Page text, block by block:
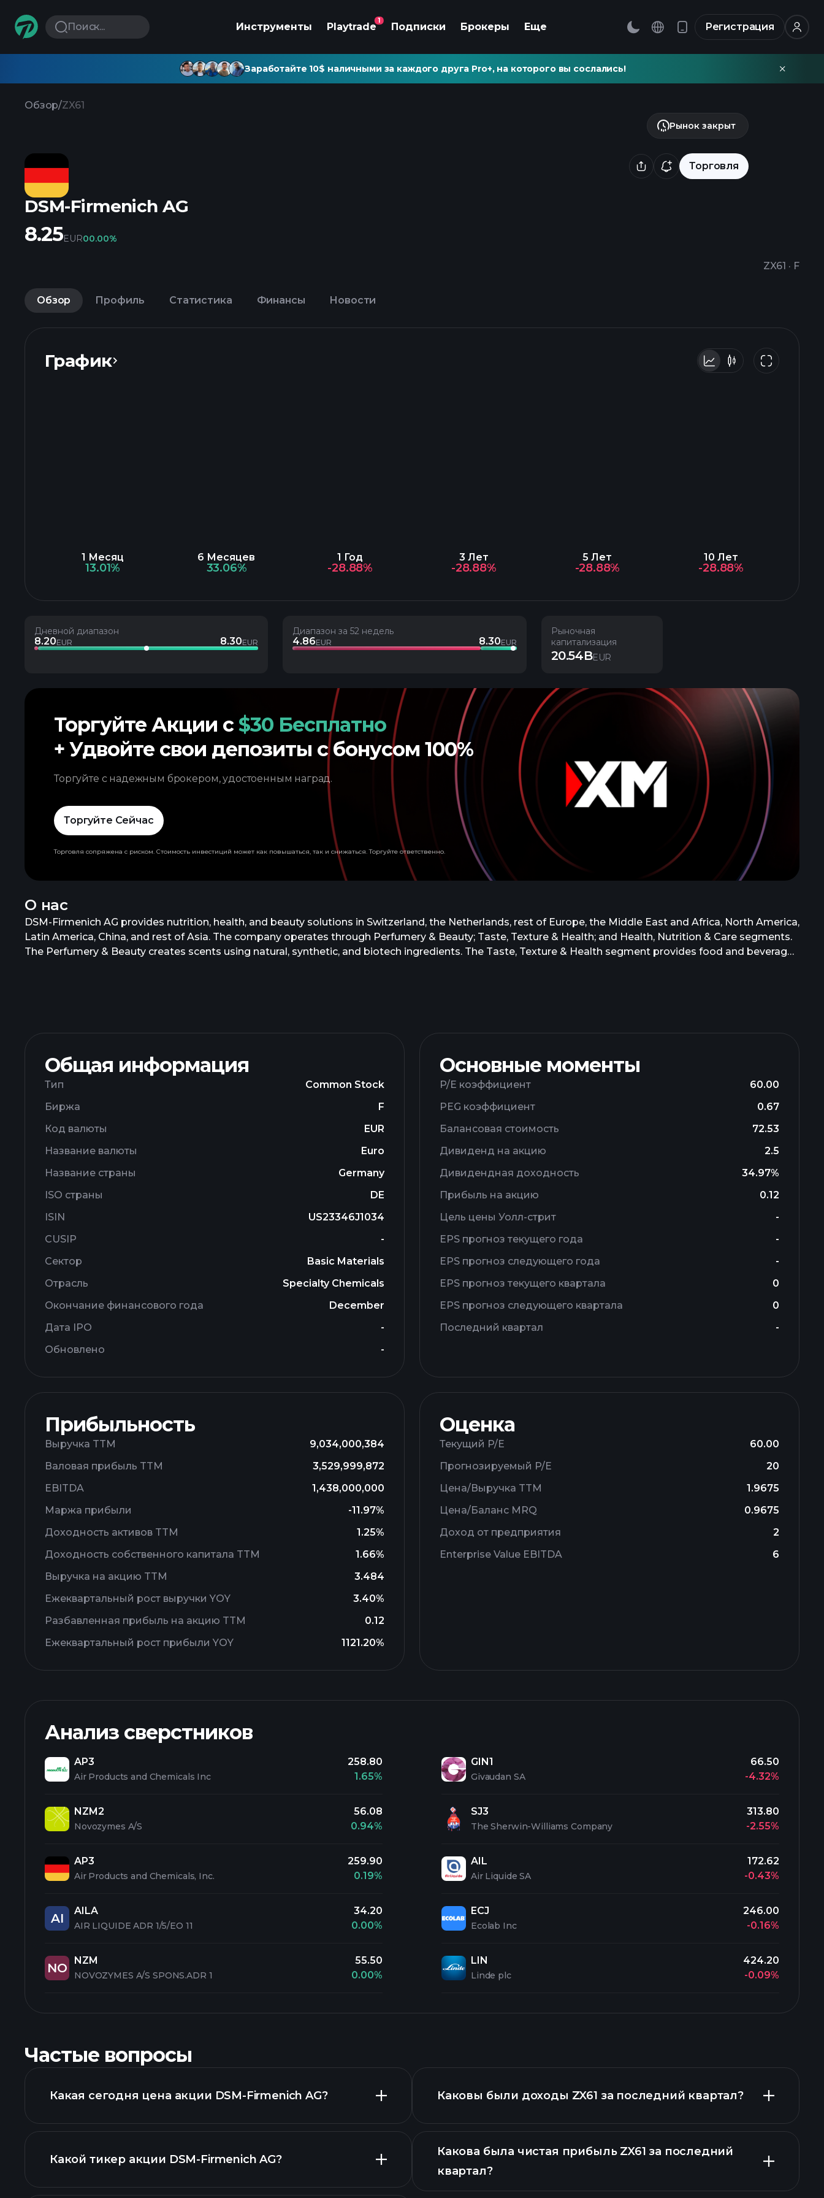
Поиск... Инструменты Playtrade
1
Подписки Брокеры Еще Регистрация
Заработайте 10$ наличными за каждого друга Pro+, на которого вы сослались!
Обзор/ZX61
Торговля
DSM-Firmenich AG
ZX61 · F
Рынок закрыт
8.25EUR00.00%
Обзор Профиль Статистика Финансы Новости
График
1 Месяц
13.01%
6 Месяцев
33.06%
1 Год
-28.88%
3 Лет
-28.88%
5 Лет
-28.88%
10 Лет
-28.88%
Дневной диапазон
8.20EUR 8.30EUR
Диапазон за 52 недель
4.86EUR 8.30EUR
Рыночная
капитализация
20.54BEUR
О нас
DSM-Firmenich AG provides nutrition, health, and beauty solutions in Switzerland, the Netherlands, rest of Europe, the Middle East and Africa, North America,
Latin America, China, and rest of Asia. The company operates through Perfumery & Beauty; Taste, Texture & Health; and Health, Nutrition & Care segments.
The Perfumery & Beauty creates scents using natural, synthetic, and biotech ingredients. The Taste, Texture & Health segment provides food and beverages
in Kaiseraugst, Switzerland.
Общая информация
Тип
Common Stock
Биржа
F
Код валюты
EUR
Название валюты
Euro
Название страны
Germany
ISO страны
DE
ISIN
US23346J1034
CUSIP
-
Сектор
Basic Materials
Отрасль
Specialty Chemicals
Окончание финансового года
December
Дата IPO
-
Обновлено
-
Основные моменты
P/E коэффициент
60.00
PEG коэффициент
0.67
Балансовая стоимость
72.53
Дивиденд на акцию
2.5
Дивидендная доходность
34.97%
Прибыль на акцию
0.12
Цель цены Уолл-стрит
-
EPS прогноз текущего года
-
EPS прогноз следующего года
-
EPS прогноз текущего квартала
0
EPS прогноз следующего квартала
0
Последний квартал
-
Прибыльность
Выручка TTM
9,034,000,384
Валовая прибыль TTM
3,529,999,872
EBITDA
1,438,000,000
Маржа прибыли
-11.97%
Доходность активов TTM
1.25%
Доходность собственного капитала TTM
1.66%
Выручка на акцию TTM
3.484
Ежеквартальный рост выручки YOY
3.40%
Разбавленная прибыль на акцию TTM
0.12
Ежеквартальный рост прибыли YOY
1121.20%
Оценка
Текущий P/E
60.00
Прогнозируемый P/E
20
Цена/Выручка TTM
1.9675
Цена/Баланс MRQ
0.9675
Доход от предприятия
2
Enterprise Value EBITDA
6
Анализ сверстников
AP3
Air Products and Chemicals Inc
258.80
1.65%
NZM2
Novozymes A/S
56.08
0.94%
AP3
Air Products and Chemicals, Inc.
259.90
0.19%
AI
AILA
AIR LIQUIDE ADR 1/5/EO 11
34.20
0.00%
NO
NZM
NOVOZYMES A/S SPONS.ADR 1
55.50
0.00%
GIN1
Givaudan SA
66.50
-4.32%
SJ3
The Sherwin-Williams Company
313.80
-2.55%
AIL
Air Liquide SA
172.62
-0.43%
ECJ
Ecolab Inc
246.00
-0.16%
LIN
Linde plc
424.20
-0.09%
Торгуйте Акции с$30 Бесплатно
+ Удвойте свои депозиты с бонусом 100%
Торгуйте с надежным брокером, удостоенным наград.
Торгуйте Сейчас
Торговля сопряжена с риском. Стоимость инвестиций может как повышаться, так и снижаться. Торгуйте ответственно.
Частые вопросы
Какая сегодня цена акции DSM-Firmenich AG?
расширенном графике
Какой тикер акции DSM-Firmenich AG?
Каковы были доходы ZX61 за последний квартал?
Какова была чистая прибыль ZX61 за последний
квартал?